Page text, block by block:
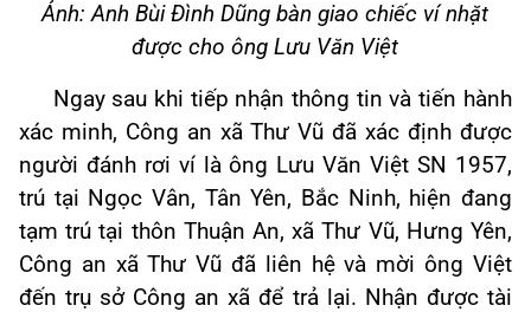
Ảnh: Anh Bùi Đình Dũng bàn giao chiếc ví nhặt
được cho ông Lưu Văn Việt
Ngay sau khi tiếp nhận thông tin và tiến hành
xác minh, Công an xã Thư Vũ đã xác định được
người đánh rơi ví là ông Lưu Văn Việt SN 1957,
trú tại Ngọc Vân, Tân Yên, Bắc Ninh, hiện đang
tạm trú tại thôn Thuận An, xã Thư Vũ, Hưng Yên,
Công an xã Thư Vũ đã liên hệ và mời ông Việt
đến trụ sở Công an xã để trả lại. Nhận được tài